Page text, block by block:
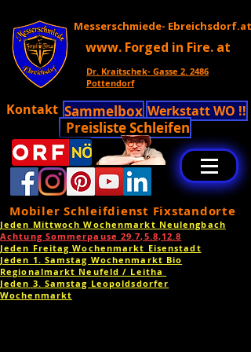
Messerschmiede- Ebreichsdorf.at
www. Forged in Fire. at
Dr. Kraitschek- Gasse 2. 2486
Pottendorf
Kontakt Sammelbox Werkstatt WO !!
Preisliste Schleifen
Mobiler Schleifdienst Fixstandorte
Jeden Mittwoch Wochenmarkt Neulengbach
Achtung Sommerpause 29.7,5.8,12.8
Jeden Freitag Wochenmarkt Eisenstadt
Jeden 1. Samstag Wochenmarkt Bio
Regionalmarkt Neufeld / Leitha
Jeden 3. Samstag Leopoldsdorfer
Wochenmarkt